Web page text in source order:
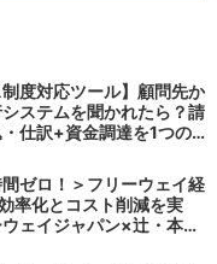
制度対応ツール】顧問先か
ステムを聞かれたら？請
仕訳+資金調達を1つの
ゼロ！＞フリーウェイ経
率化とコスト削減を実
ェイジャパン×辻・本郷